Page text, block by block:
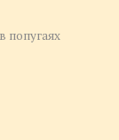
попугаях